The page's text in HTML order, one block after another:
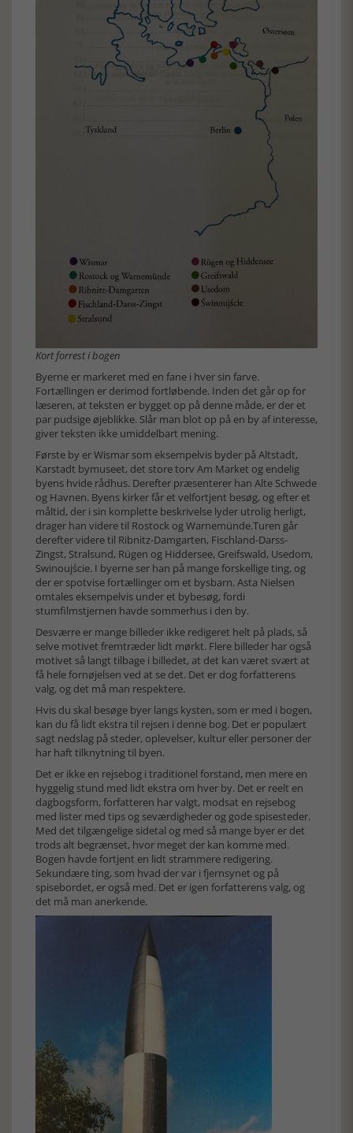
Kort forrest i bogen
Byerne er markeret med en fane i hver sin farve.
Fortællingen er derimod fortløbende. Inden det går op for
læseren, at teksten er bygget op på denne måde, er der et
par pudsige øjeblikke. Slår man blot op på en by af interesse,
giver teksten ikke umiddelbart mening.
Første by er Wismar som eksempelvis byder på Altstadt,
Karstadt bymuseet, det store torv Am Market og endelig
byens hvide rådhus. Derefter præsenterer han Alte Schwede
og Havnen. Byens kirker får et velfortjent besøg, og efter et
måltid, der i sin komplette beskrivelse lyder utrolig herligt,
drager han videre til Rostock og Warnemünde.Turen går
derefter videre til Ribnitz-Damgarten, Fischland-Darss-
Zingst, Stralsund, Rügen og Hiddersee, Greifswald, Usedom,
Swinoujście. I byerne ser han på mange forskellige ting, og
der er spotvise fortællinger om et bysbarn. Asta Nielsen
omtales eksempelvis under et bybesøg, fordi
stumfilmstjernen havde sommerhus i den by.
Desværre er mange billeder ikke redigeret helt på plads, så
selve motivet fremtræder lidt mørkt. Flere billeder har også
motivet så langt tilbage i billedet, at det kan været svært at
få hele fornøjelsen ved at se det. Det er dog forfatterens
valg, og det må man respektere.
Hvis du skal besøge byer langs kysten, som er med i bogen,
kan du få lidt ekstra til rejsen i denne bog. Det er populært
sagt nedslag på steder, oplevelser, kultur eller personer der
har haft tilknytning til byen.
Det er ikke en rejsebog i traditionel forstand, men mere en
hyggelig stund med lidt ekstra om hver by. Det er reelt en
dagbogsform, forfatteren har valgt, modsat en rejsebog
med lister med tips og seværdigheder og gode spisesteder.
Med det tilgængelige sidetal og med så mange byer er det
trods alt begrænset, hvor meget der kan komme med.
Bogen havde fortjent en lidt strammere redigering.
Sekundære ting, som hvad der var i fjernsynet og på
spisebordet, er også med. Det er igen forfatterens valg, og
det må man anerkende.